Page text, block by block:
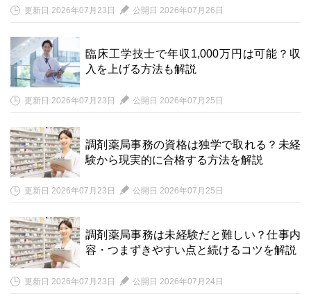
更新日 2026年07月23日 公開日 2026年07月26日
臨床工学技士で年収1,000万円は可能？収
入を上げる方法も解説
更新日 2026年07月23日 公開日 2026年07月25日
調剤薬局事務の資格は独学で取れる？未経
験から現実的に合格する方法を解説
更新日 2026年07月23日 公開日 2026年07月25日
調剤薬局事務は未経験だと難しい？仕事内
容・つまずきやすい点と続けるコツを解説
更新日 2026年07月23日 公開日 2026年07月24日